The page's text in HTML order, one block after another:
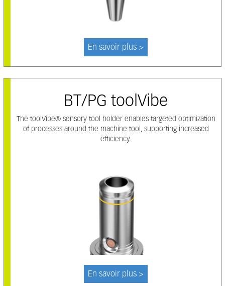
En savoir plus >
BT/PG toolVibe
The toolVibe® sensory tool holder enables targeted optimization
of processes around the machine tool, supporting increased
efficiency.
En savoir plus >